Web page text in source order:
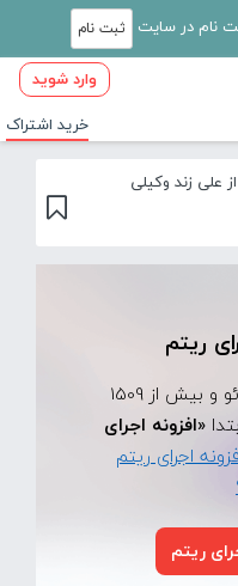
ثبت نام
وارد شوید
خرید اشتراک
علی زند وکیلی
ریتم
برای دسترسی به این ویدئو و بیش از 1509
«افزونه اجرای
اجرای ریتم
ریتم